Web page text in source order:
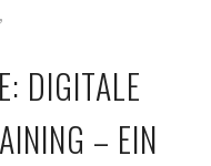
DIGITALE
– EIN